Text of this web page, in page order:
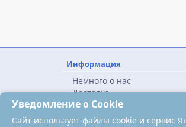
Информация
Немного о нас
Доставка
Политика
Уведомление о Cookie
Сайт использует файлы cookie и сервис